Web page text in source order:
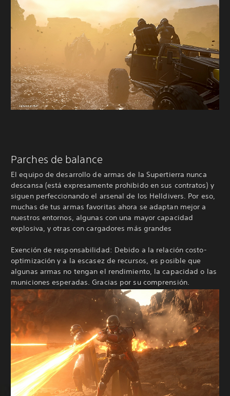
Parches de balance
El equipo de desarrollo de armas de la Supertierra nunca
descansa (está expresamente prohibido en sus contratos) y
siguen perfeccionando el arsenal de los Helldivers. Por eso,
muchas de tus armas favoritas ahora se adaptan mejor a
nuestros entornos, algunas con una mayor capacidad
explosiva, y otras con cargadores más grandes
Exención de responsabilidad: Debido a la relación costo-
optimización y a la escasez de recursos, es posible que
algunas armas no tengan el rendimiento, la capacidad o las
municiones esperadas. Gracias por su comprensión.